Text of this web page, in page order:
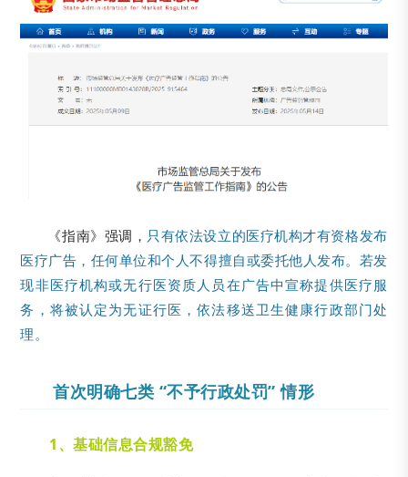
《指南》强调， 只有依法设立的医疗机构才有资格发布
医疗广告，任何单位和个人不得擅自或委托他人发布。若发
现非医疗机构或无行医资质人员在广告中宣称提供医疗服
务，将被认定为无证行医，依法移送卫生健康行政部门处
理。
首次明确七类 “不予行政处罚” 情形
1、基础信息合规豁免